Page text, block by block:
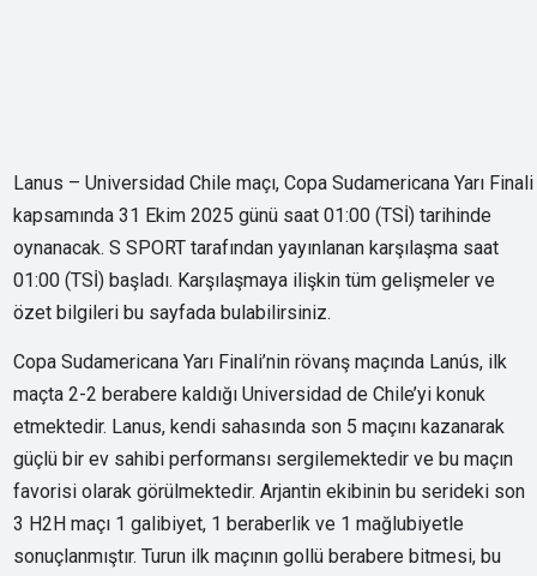
Lanus – Universidad Chile maçı, Copa Sudamericana Yarı Finali
kapsamında 31 Ekim 2025 günü saat 01:00 (TSİ) tarihinde
oynanacak. S SPORT tarafından yayınlanan karşılaşma saat
01:00 (TSİ) başladı. Karşılaşmaya ilişkin tüm gelişmeler ve
özet bilgileri bu sayfada bulabilirsiniz.
Copa Sudamericana Yarı Finali’nin rövanş maçında Lanús, ilk
maçta 2-2 berabere kaldığı Universidad de Chile’yi konuk
etmektedir. Lanus, kendi sahasında son 5 maçını kazanarak
güçlü bir ev sahibi performansı sergilemektedir ve bu maçın
favorisi olarak görülmektedir. Arjantin ekibinin bu serideki son
3 H2H maçı 1 galibiyet, 1 beraberlik ve 1 mağlubiyetle
sonuçlanmıştır. Turun ilk maçının gollü berabere bitmesi, bu